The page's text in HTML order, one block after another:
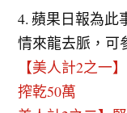
4. 蘋果日報為此
情來龍去脈，可
【美人計2之一
搾乾50萬